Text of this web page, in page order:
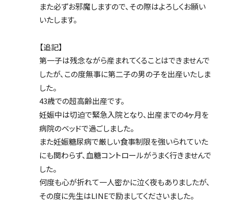
また必ずお邪魔しますので、その際はよろしくお願い
いたします。
【追記】
第一子は残念ながら産まれてくることはできませんで
したが、この度無事に第二子の男の子を出産いたしま
した。
43歳での超高齢出産です。
妊娠中は切迫で緊急入院となり、出産までの4ヶ月を
病院のベッドで過ごしました。
また妊娠糖尿病で厳しい食事制限を強いられていた
にも関わらず、血糖コントロールがうまく行きませんで
した。
何度も心が折れて一人密かに泣く夜もありましたが、
その度に先生はLINEで励ましてくださいました。